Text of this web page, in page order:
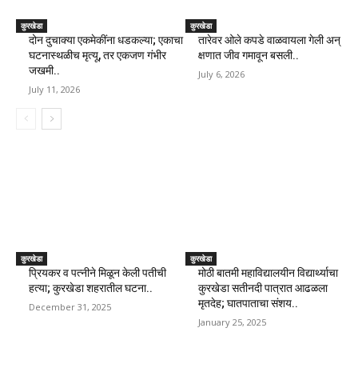
कुरखेडा
दोन दुचाक्या एकमेकींना धडकल्या; एकाचा
घटनास्थळीच मृत्यू, तर एकजण गंभीर
जखमी..
July 11, 2026
कुरखेडा
तारेवर ओले कपडे वाळवायला गेली अन्
क्षणात जीव गमावून बसली..
July 6, 2026
कुरखेडा
प्रियकर व पत्नीने मिळून केली पतीची
हत्या; कुरखेडा शहरातील घटना..
December 31, 2025
कुरखेडा
मोठी बातमी महाविद्यालयीन विद्यार्थ्याचा
कुरखेडा सतीनदी पात्रात आढळला
मृतदेह; घातपाताचा संशय..
January 25, 2025